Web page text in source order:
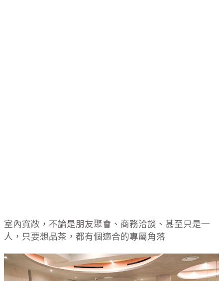
室內寬敞，不論是朋友聚會、商務洽談、甚至只是一
人，只要想品茶，都有個適合的專屬角落